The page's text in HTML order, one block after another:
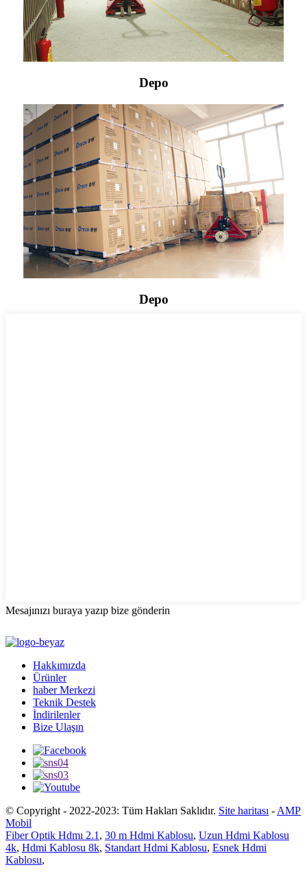
Depo
Depo
Mesajınızı buraya yazıp bize gönderin
Hakkımızda
Ürünler
haber Merkezi
Teknik Destek
İndirilenler
Bize Ulaşın
© Copyright - 2022-2023: Tüm Hakları Saklıdır. Site haritası - AMP
Mobil
Fiber Optik Hdmı 2.1 , 30 m Hdmi Kablosu, Uzun Hdmi Kablosu
4k, Hdmi Kablosu 8k, Standart Hdmi Kablosu, Esnek Hdmi
Kablosu,